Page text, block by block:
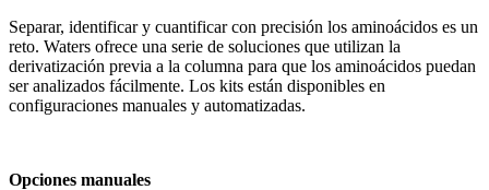
Separar, identificar y cuantificar con precisión los aminoácidos es un
reto. Waters ofrece una serie de soluciones que utilizan la
derivatización previa a la columna para que los aminoácidos puedan
ser analizados fácilmente. Los kits están disponibles en
configuraciones manuales y automatizadas.
Opciones manuales